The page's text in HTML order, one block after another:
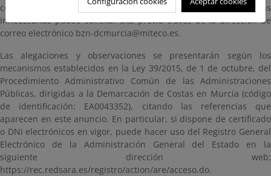
comprendido entre las 9:00 y las 14:00 horas. Para evitar esperas
innecesarias puede solicitar cita previa través de la dirección de
correo electrónico bzn-dcmurcia@miteco.es.
Las alegaciones y observaciones se presentarán según los
mecanismos establecidos en la Ley 39/2015, de 1 de octubre, del
Procedimiento Administrativo Común de las Administraciones
Públicas, dirigidas a la Demarcación de Costas en Murcia (código
de identificación: EA0043352), citando las referencias que
aparecen en este anuncio. En particular, si dispone de certificado
o DNI electrónicos en vigor, puede hacer uso del Registro General
Electrónico de la Administración General del Estado en la
siguiente dirección web:
https://rec.redsara.es/registro/action/are/acceso.do.